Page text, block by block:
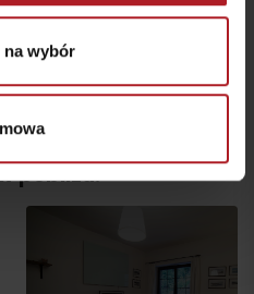
na wybór
Ružomberok
pobliżu: